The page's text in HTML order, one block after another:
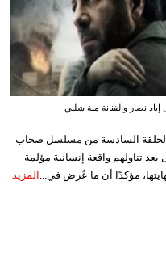
نصار والفنانة منة شلبي
السادسة من مسلسل صحاب
تناولهم واقعة إنسانية مؤلمة
مؤكدًا أن ما عُرض في... المزيد